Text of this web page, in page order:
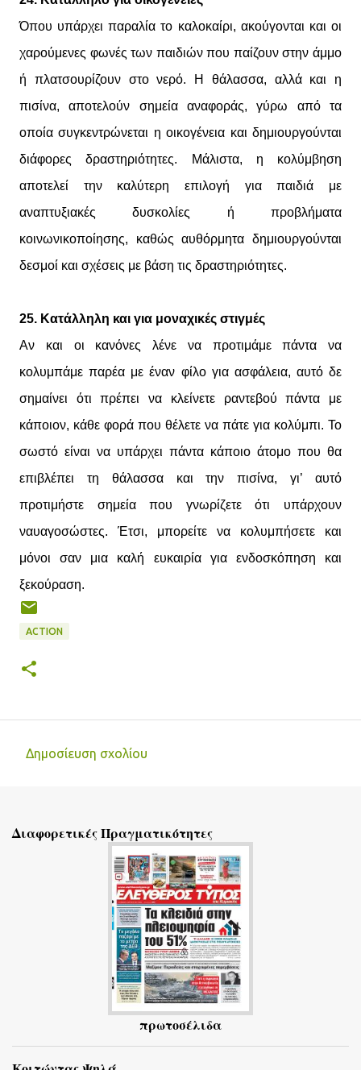
Όπου υπάρχει παραλία το καλοκαίρι, ακούγονται και οι
χαρούμενες φωνές των παιδιών που παίζουν στην άμμο
ή πλατσουρίζουν στο νερό. Η θάλασσα, αλλά και η
πισίνα, αποτελούν σημεία αναφοράς, γύρω από τα
οποία συγκεντρώνεται η οικογένεια και δημιουργούνται
διάφορες δραστηριότητες. Μάλιστα, η κολύμβηση
αποτελεί την καλύτερη επιλογή για παιδιά με
αναπτυξιακές δυσκολίες ή προβλήματα
κοινωνικοποίησης, καθώς αυθόρμητα δημιουργούνται
δεσμοί και σχέσεις με βάση τις δραστηριότητες.
25. Κατάλληλη και για μοναχικές στιγμές
Αν και οι κανόνες λένε να προτιμάμε πάντα να
κολυμπάμε παρέα με έναν φίλο για ασφάλεια, αυτό δε
σημαίνει ότι πρέπει να κλείνετε ραντεβού πάντα με
κάποιον, κάθε φορά που θέλετε να πάτε για κολύμπι. Το
σωστό είναι να υπάρχει πάντα κάποιο άτομο που θα
επιβλέπει τη θάλασσα και την πισίνα, γι’ αυτό
προτιμήστε σημεία που γνωρίζετε ότι υπάρχουν
ναυαγοσώστες. Έτσι, μπορείτε να κολυμπήσετε και
μόνοι σαν μια καλή ευκαιρία για ενδοσκόπηση και
ξεκούραση.
ACTION
λ
Δημοσίευση σχολίου
Διαφορετικές Πραγματικότητες
πρωτοσέλιδα